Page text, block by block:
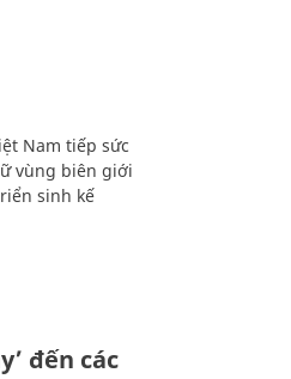
Nam tiếp sức
vùng biên giới
sinh kế
đến các